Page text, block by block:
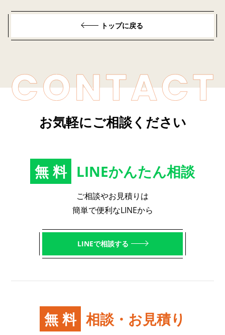
トップに戻る
お気軽にご相談ください
無料 LINEかんたん相談
ご相談やお見積りは
簡単で便利なLINEから
LINEで相談する
無料 相談・お見積り